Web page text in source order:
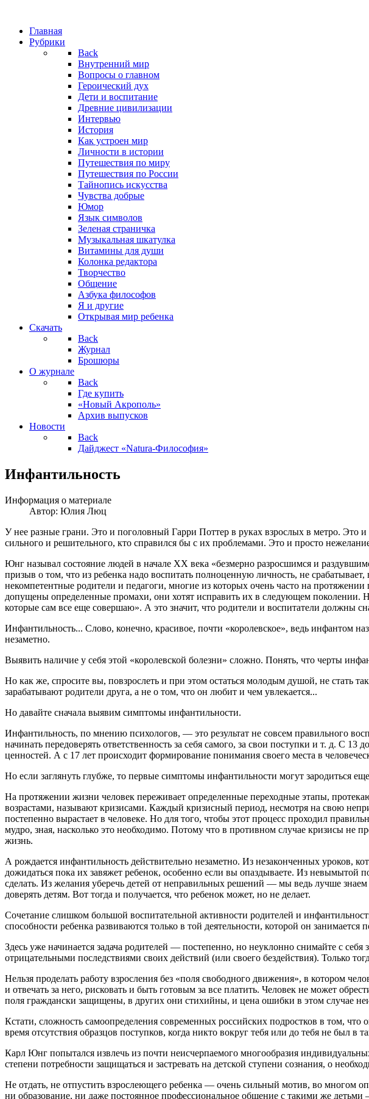
Главная
Рубрики
Back
Внутренний мир
Вопросы о главном
Героический дух
Дети и воспитание
Древние цивилизации
Интервью
История
Как устроен мир
Личности в истории
Путешествия по миру
Путешествия по России
Тайнопись искусства
Чувства добрые
Юмор
Язык символов
Зеленая страничка
Музыкальная шкатулка
Витамины для души
Колонка редактора
Творчество
Общение
Азбука философов
Я и другие
Открывая мир ребенка
Скачать
Back
Журнал
Брошюры
О журнале
Back
Где купить
«Новый Акрополь»
Архив выпусков
Новости
Back
Дайджест «Natura-Философия»
Инфантильность
Информация о материале
Автор: Юлия Люц
У нее разные грани. Это и поголовный Гарри Поттер в руках взрослых в метро. Это
сильного и решительного, кто справился бы с их проблемами. Это и просто
Юнг называл состояние людей в начале XX века «безмерно разросшимся и
призыв о том, что из ребенка надо воспитать полноценную личность, не
некомпетентные родители и педагоги, многие из которых очень часто на
допущены определенные промахи, они хотят исправить их в следующем поколении.
которые сам все еще совершаю». А это значит, что родители и воспитатели должны
Инфантильность... Слово, конечно, красивое, почти «королевское», ведь инфантом
незаметно.
Выявить наличие у себя этой «королевской болезни» сложно. Понять, что черты
Но как же, спросите вы, повзрослеть и при этом остаться молодым душой, не стать
зарабатывают родители друга, а не о том, что он любит и чем увлекается...
Но давайте сначала выявим симптомы инфантильности.
Инфантильность, по мнению психологов, — это результат не совсем правильного
начинать передоверять ответственность за себя самого, за свои поступки и т. д. С 13
ценностей. А с 17 лет происходит формирование понимания своего места в
Но если заглянуть глубже, то первые симптомы инфантильности могут зародиться
На протяжении жизни человек переживает определенные переходные этапы,
возрастами, называют кризисами. Каждый кризисный период, несмотря на свою
постепенно вырастает в человеке. Но для того, чтобы этот процесс проходил
мудро, зная, насколько это необходимо. Потому что в противном случае кризисы не
жизнь.
А рождается инфантильность действительно незаметно. Из незаконченных уроков,
дожидаться пока их завяжет ребенок, особенно если вы опаздываете. Из
сделать. Из желания уберечь детей от неправильных решений — мы ведь лучше
доверять детям. Вот тогда и получается, что ребенок может, но не делает.
Сочетание слишком большой воспитательной активности родителей и
способности ребенка развиваются только в той деятельности, которой он
Здесь уже начинается задача родителей — постепенно, но неуклонно снимайте с себя
отрицательными последствиями своих действий (или своего бездействия). Только
Нельзя проделать работу взросления без «поля свободного движения», в котором
и отвечать за него, рисковать и быть готовым за все платить. Человек не может
поля граждански защищены, в других они стихийны, и цена ошибки в этом случае
Кстати, сложность самоопределения современных российских подростков в том,
время отсутствия образцов поступков, когда никто вокруг тебя или до тебя не был
Карл Юнг попытался извлечь из почти неисчерпаемого многообразия
степени потребности защищаться и застревать на детской ступени сознания, о
Не отдать, не отпустить взрослеющего ребенка — очень сильный мотив, во многом
ни образование, ни даже постоянное профессиональное общение с такими же